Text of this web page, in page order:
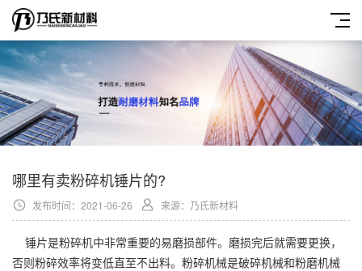
哪里有卖粉碎机锤片的?
发布时间：2021-06-26 来源：乃氏新材料
锤片是粉碎机中非常重要的易磨损部件。磨损完后就需要更换，
否则粉碎效率将变低直至不出料。粉碎机械是破碎机械和粉磨机械